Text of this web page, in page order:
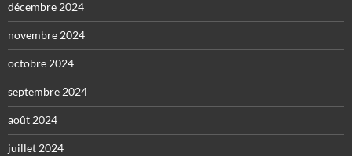
décembre 2024
novembre 2024
octobre 2024
septembre 2024
août 2024
juillet 2024